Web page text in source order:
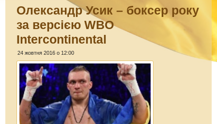
Олександр Усик – боксер року
за версією WBO
Intercontinental
24 жовтня 2016 о 12:00